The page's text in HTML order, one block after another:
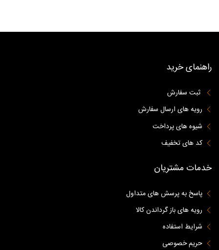
راهنمای خرید
ثبت سفارش
رویه های ارسال سفارش
شیوه های پرداخت
کد های تخفیف
خدمات مشتریان
پاسخ به پرسش های متداول
رویه های باز گرداندن کالا
شرایط استفاده
حریم خصوصی